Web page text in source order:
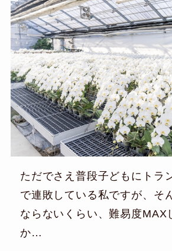
ただでさえ普段子どもにトラ
で連敗している私ですが、そ
ならないくらい、難易度MAX
か…